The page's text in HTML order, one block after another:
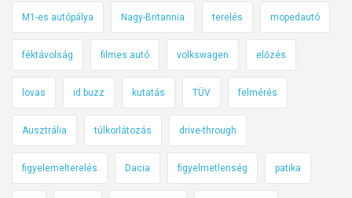
M1-es autópálya Nagy-Britannia terelés mopedautó
féktávolság filmes autó volkswagen előzés
lovas id buzz kutatás TÜV felmérés
Ausztrália túlkorlátozás drive-through
figyelemelterelés Dacia figyelmetlenség patika